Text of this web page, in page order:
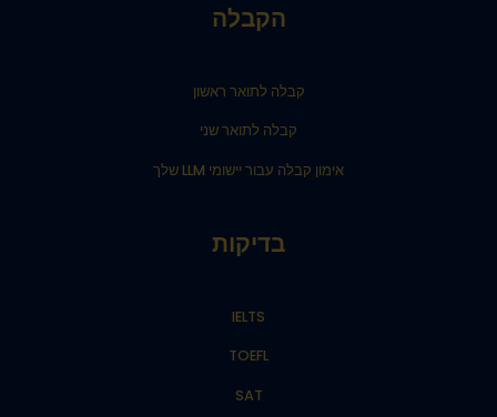
הקבלה
קבלה לתואר ראשון
קבלה לתואר שני
אימון קבלה עבור יישומי LLM שלך
בדיקות
IELTS
TOEFL
SAT